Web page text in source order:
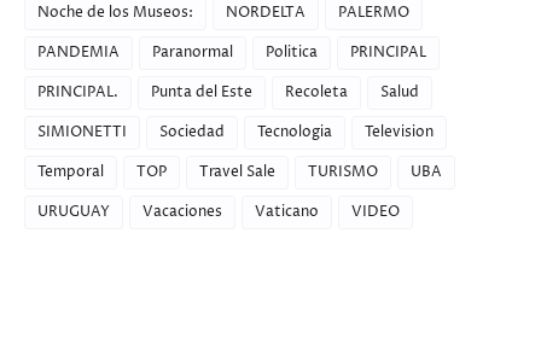
Noche de los Museos:
NORDELTA
PALERMO
PANDEMIA
Paranormal Politica
PRINCIPAL
PRINCIPAL.
Punta del Este Recoleta
Salud
SIMIONETTI
Sociedad Tecnologia
Television
Temporal
TOP Travel Sale TURISMO
UBA
URUGUAY
Vacaciones Vaticano VIDEO